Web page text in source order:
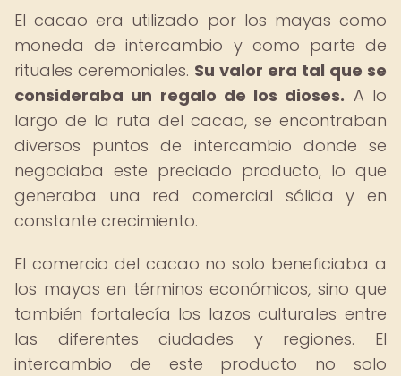
El cacao era utilizado por los mayas como
moneda de intercambio y como parte de
rituales ceremoniales. Su valor era tal que se
consideraba un regalo de los dioses. A lo
largo de la ruta del cacao, se encontraban
diversos puntos de intercambio donde se
negociaba este preciado producto, lo que
generaba una red comercial sólida y en
constante crecimiento.
El comercio del cacao no solo beneficiaba a
los mayas en términos económicos, sino que
también fortalecía los lazos culturales entre
las diferentes ciudades y regiones. El
intercambio de este producto no solo